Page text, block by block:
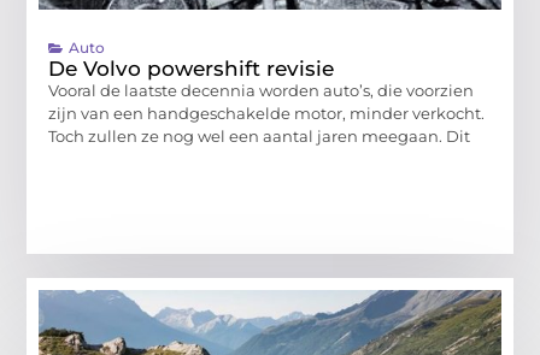
Auto
De Volvo powershift revisie
Vooral de laatste decennia worden auto’s, die voorzien
zijn van een handgeschakelde motor, minder verkocht.
Toch zullen ze nog wel een aantal jaren meegaan. Dit